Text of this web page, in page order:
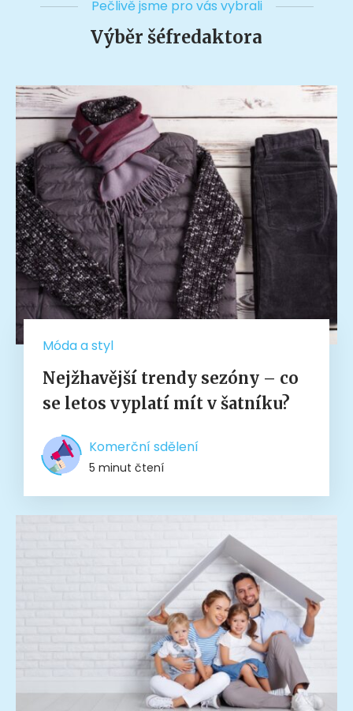
Pečlivě jsme pro vás vybrali
Výběr šéfredaktora
Móda a styl
Nejžhavější trendy sezóny – co
se letos vyplatí mít v šatníku?
Komerční sdělení
5 minut čtení